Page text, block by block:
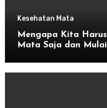
Kesehatan Mata
Mengapa Kita
Mata Saja dan